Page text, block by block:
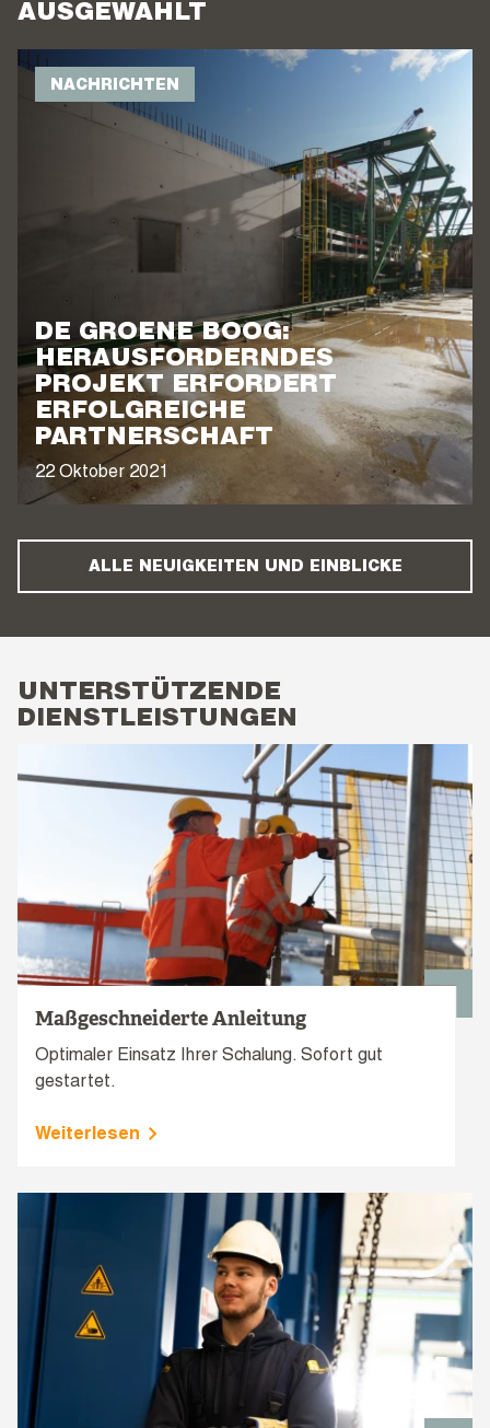
AUSGEWÄHLT
NACHRICHTEN
DE GROENE BOOG:
HERAUSFORDERNDES
PROJEKT ERFORDERT
ERFOLGREICHE
PARTNERSCHAFT
22 Oktober 2021
ALLE NEUIGKEITEN UND EINBLICKE
UNTERSTÜTZENDE
DIENSTLEISTUNGEN
Maßgeschneiderte Anleitung
Optimaler Einsatz Ihrer Schalung. Sofort gut
gestartet.
Weiterlesen